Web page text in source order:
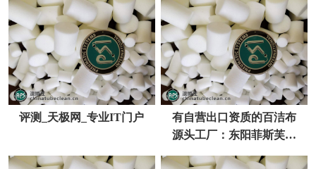
评测_天极网_专业IT门户
有自营出口资质的百洁布
源头工厂：东阳菲斯芙凭
什么被外商继续复购？